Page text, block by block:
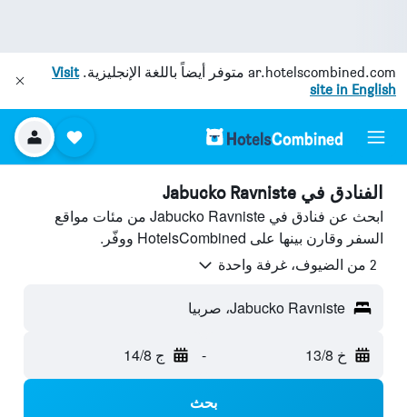
ar.hotelscombined.com متوفر أيضاً باللغة الإنجليزية.Visit
site in English
الفنادق في Jabucko Ravniste
ابحث عن فنادق في Jabucko Ravniste من مئات مواقع
السفر وقارن بينها على HotelsCombined ووفّر.
2 من الضيوف، غرفة واحدة
Jabucko Ravniste، صربيا
خ 13/8 - ج 14/8
بحث